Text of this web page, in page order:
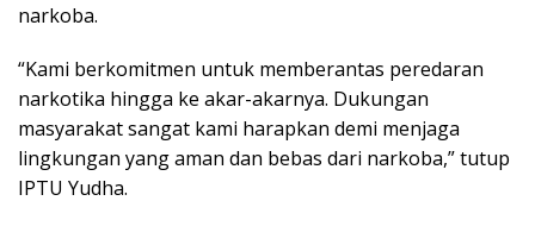
narkoba.
“Kami berkomitmen untuk memberantas peredaran
narkotika hingga ke akar-akarnya. Dukungan
masyarakat sangat kami harapkan demi menjaga
lingkungan yang aman dan bebas dari narkoba,” tutup
IPTU Yudha.